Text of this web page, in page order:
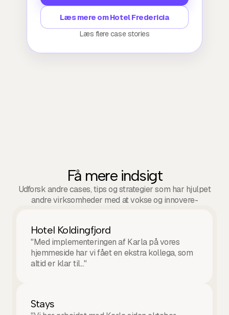
Læs mere om Hotel Fredericia
Læs flere case stories
Få mere indsigt
Udforsk andre cases, tips og strategier som har hjulpet
andre virksomheder med at vokse og innovere-
Hotel Koldingfjord
"Med implementeringen af Karla på vores
hjemmeside har vi fået en ekstra kollega, som
altid er klar til..."
Stays